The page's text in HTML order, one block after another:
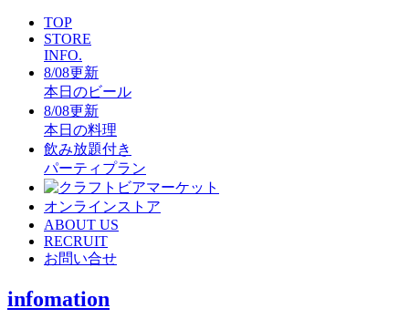
TOP
STORE
INFO.
8/08更新
本日のビール
8/08更新
本日の料理
飲み放題付き
パーティプラン
オンラインストア
ABOUT US
RECRUIT
お問い合せ
infomation